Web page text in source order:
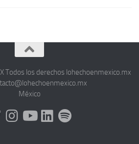
Todos los derechos lohechoenmexico.mx
México